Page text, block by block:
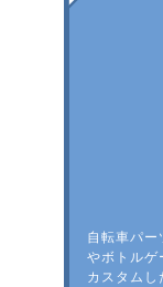
自転車パー
やボトルゲ
カスタムし